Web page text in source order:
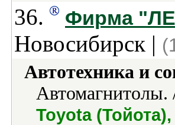
36. Фирма
Новосибирск |
Автотехника и
Toyota